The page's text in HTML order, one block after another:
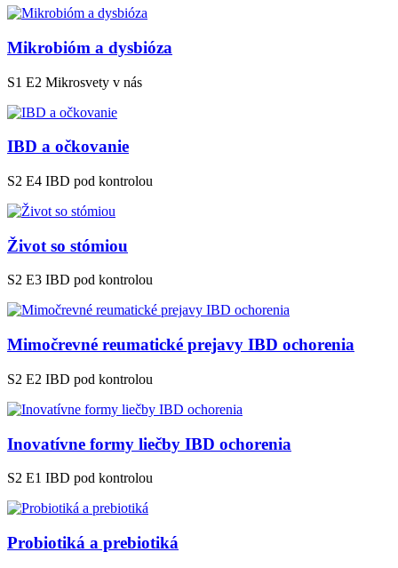
Mikrobióm a dysbióza
S1 E2 Mikrosvety v nás
IBD a očkovanie
S2 E4 IBD pod kontrolou
Život so stómiou
S2 E3 IBD pod kontrolou
Mimočrevné reumatické prejavy IBD ochorenia
S2 E2 IBD pod kontrolou
Inovatívne formy liečby IBD ochorenia
S2 E1 IBD pod kontrolou
Probiotiká a prebiotiká